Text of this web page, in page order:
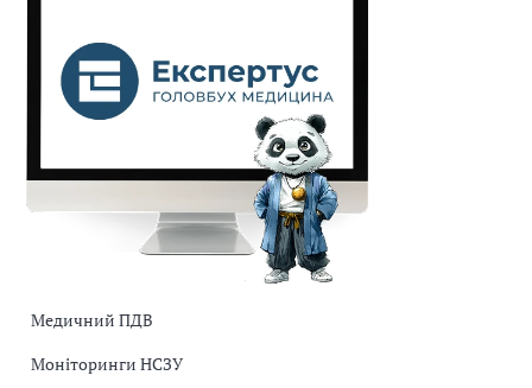
Медичний ПДВ
Моніторинги НСЗУ